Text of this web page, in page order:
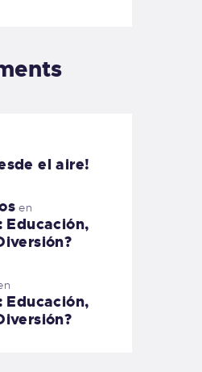
el aire!
en
Educación,
Educación,